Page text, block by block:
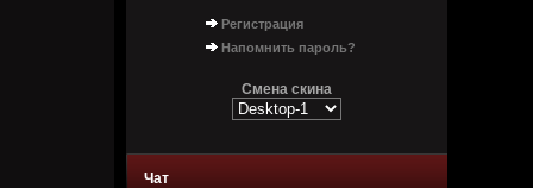
Регистрация
Напомнить пароль?
Смена скина
Чат